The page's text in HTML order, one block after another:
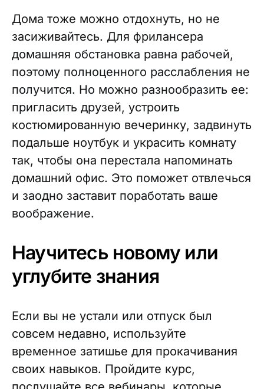
Дома тоже можно отдохнуть, но не
засиживайтесь. Для фрилансера
домашняя обстановка равна рабочей,
поэтому полноценного расслабления не
получится. Но можно разнообразить ее:
пригласить друзей, устроить
костюмированную вечеринку, задвинуть
подальше ноутбук и украсить комнату
так, чтобы она перестала напоминать
домашний офис. Это поможет отвлечься
и заодно заставит поработать ваше
воображение.
Научитесь новому или
углубите знания
Если вы не устали или отпуск был
совсем недавно, используйте
временное затишье для прокачивания
своих навыков. Пройдите курс,